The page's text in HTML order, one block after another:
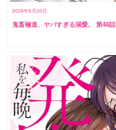
2026年6月20日
鬼畜極道、ヤバすぎる溺愛。 第48話